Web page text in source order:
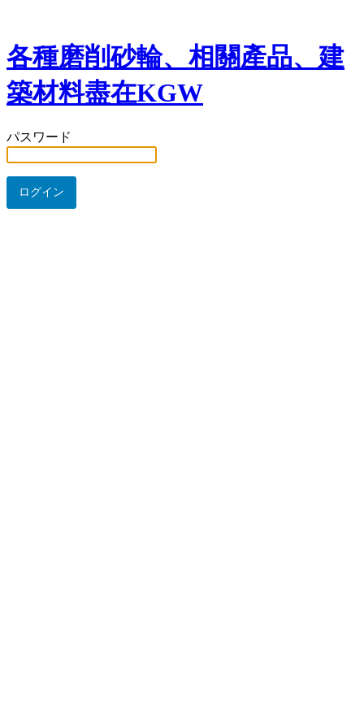
各種磨削砂輪、相關產品、建
築材料盡在KGW
パスワード